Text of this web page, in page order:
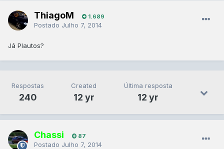
ThiagoM 1.689
Postado Julho 7, 2014
Já Plautos?
Respostas
240
Created
12 yr
Última resposta
12 yr
Chassi 87
Postado Julho 7, 2014